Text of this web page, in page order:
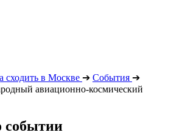
в Москве ➔ События ➔
авиационно-космический